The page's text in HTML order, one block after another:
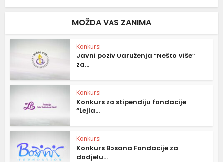
MOŽDA VAS ZANIMA
Konkursi
Javni poziv Udruženja “Nešto Više”
za...
Konkursi
Konkurs za stipendiju fondacije
“Lejla...
Konkursi
Konkurs Bosana Fondacije za
dodjelu...